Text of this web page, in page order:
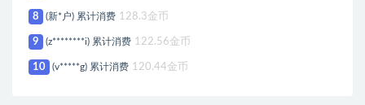
8 (新*户) 累计消费 128.3金币
9 (z********i) 累计消费 122.56金币
10 (v*****g) 累计消费 120.44金币